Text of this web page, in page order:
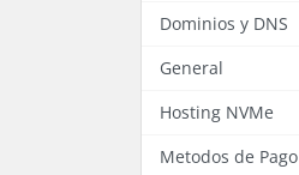
Dominios y DNS
General
Hosting NVMe
Metodos de Pago